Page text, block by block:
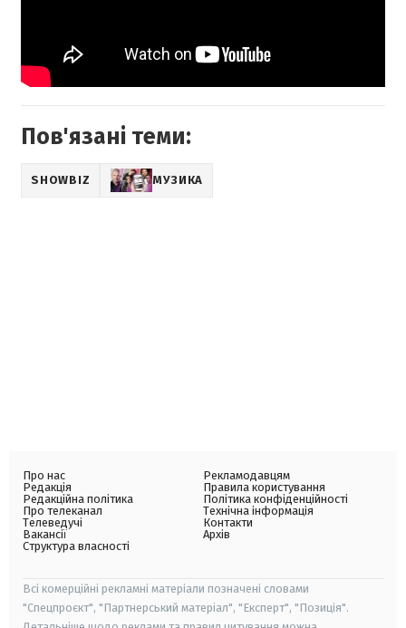
Пов'язані теми:
SHOWBIZ МУЗИКА
Про нас
Редакція
Редакційна політика
Про телеканал
Телеведучі
Вакансії
Структура власності
Рекламодавцям
Правила користування
Політика конфіденційності
Технічна інформація
Контакти
Архів
Всі комерційні рекламні матеріали позначені словами
"Спецпроєкт", "Партнерський матеріал", "Експерт", "Позиція".